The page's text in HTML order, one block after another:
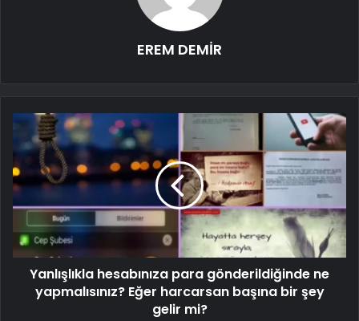
EREM DEMİR
Yanlışlıkla hesabınıza para gönderildiğinde ne
yapmalısınız? Eğer harcarsan başına bir şey
gelir mi?